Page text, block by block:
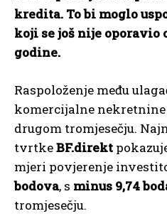
kredita. To bi moglo
koji se još nije oporavio
godine.
Raspoloženje među
komercijalne nekretnine
drugom tromjesečju.
tvrtkeBF.direkt
mjeri povjerenje
bodova, s minus 9,74
tromjesečju.